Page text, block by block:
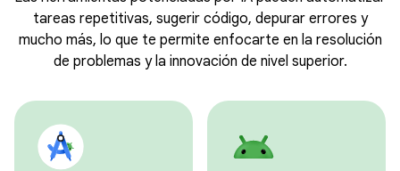
tareas repetitivas, sugerir código, depurar errores y
mucho más, lo que te permite enfocarte en la resolución
de problemas y la innovación de nivel superior.